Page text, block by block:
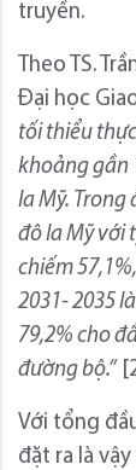
truyền.
Theo TS.
Đại học
tối thiểu
khoảng gần
la Mỹ. Trong
đô la Mỹ với
chiếm
2031- 2035
79,2% cho
đường bộ.”
Với tổng
đặt ra là vậy